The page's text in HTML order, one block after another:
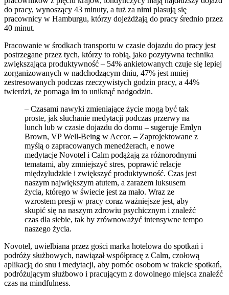
do pracy, wynoszący 43 minuty, a tuż za nimi plasują się
pracownicy w Hamburgu, którzy dojeżdżają do pracy średnio przez
40 minut.
Pracowanie w środkach transportu w czasie dojazdu do pracy jest
postrzegane przez tych, którzy to robią, jako pozytywna technika
zwiększająca produktywność – 54% ankietowanych czuje się lepiej
zorganizowanych w nadchodzącym dniu, 47% jest mniej
zestresowanych podczas rzeczywistych godzin pracy, a 44%
twierdzi, że pomaga im to uniknąć nadgodzin.
– Czasami nawyki zmieniające życie mogą być tak
proste, jak słuchanie medytacji podczas przerwy na
lunch lub w czasie dojazdu do domu – sugeruje Emlyn
Brown, VP Well-Being w Accor. – Zaprojektowane z
myślą o zapracowanych menedżerach, e nowe
medytacje Novotel i Calm podążają za różnorodnymi
tematami, aby zmniejszyć stres, poprawić relacje
międzyludzkie i zwiększyć produktywność. Czas jest
naszym największym atutem, a zarazem luksusem
życia, którego w świecie jest za mało. Wraz ze
wzrostem presji w pracy coraz ważniejsze jest, aby
skupić się na naszym zdrowiu psychicznym i znaleźć
czas dla siebie, tak by zrównoważyć intensywne tempo
naszego życia.
Novotel, uwielbiana przez gości marka hotelowa do spotkań i
podróży służbowych, nawiązał współpracę z Calm, czołową
aplikacją do snu i medytacji, aby pomóc osobom w trakcie spotkań,
podróżującym służbowo i pracującym z dowolnego miejsca znaleźć
czas na mindfulness.